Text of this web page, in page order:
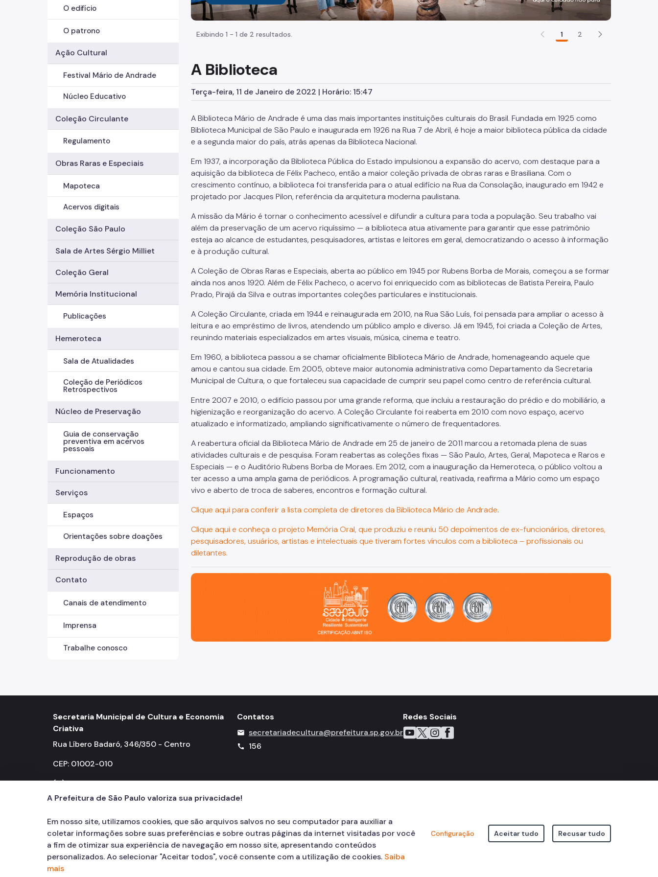
O edifício
O patrono
Ação Cultural
Festival Mário de Andrade
Núcleo Educativo
Coleção Circulante
Regulamento
Obras Raras e Especiais
Mapoteca
Acervos digitais
Coleção São Paulo
Sala de Artes Sérgio Milliet
Coleção Geral
Memória Institucional
Publicações
Hemeroteca
Sala de Atualidades
Coleção de Periódicos
Retrospectivos
Núcleo de Preservação
Guia de conservação
preventiva em acervos
pessoais
Funcionamento
Serviços
Espaços
Orientações sobre doações
Reprodução de obras
Contato
Canais de atendimento
Imprensa
Trabalhe conosco
Exibindo 1 - 1 de 2 resultados. 1 2
A Biblioteca
Terça-feira, 11 de Janeiro de 2022 | Horário: 15:47
A Biblioteca Mário de Andrade é uma das mais importantes instituições culturais do Brasil. Fundada em 1925 como
Biblioteca Municipal de São Paulo e inaugurada em 1926 na Rua 7 de Abril, é hoje a maior biblioteca pública da cidade
e a segunda maior do país, atrás apenas da Biblioteca Nacional.
Em 1937, a incorporação da Biblioteca Pública do Estado impulsionou a expansão do acervo, com destaque para a
aquisição da biblioteca de Félix Pacheco, então a maior coleção privada de obras raras e Brasiliana. Com o
crescimento contínuo, a biblioteca foi transferida para o atual edifício na Rua da Consolação, inaugurado em 1942 e
projetado por Jacques Pilon, referência da arquitetura moderna paulistana.
A missão da Mário é tornar o conhecimento acessível e difundir a cultura para toda a população. Seu trabalho vai
além da preservação de um acervo riquíssimo — a biblioteca atua ativamente para garantir que esse patrimônio
esteja ao alcance de estudantes, pesquisadores, artistas e leitores em geral, democratizando o acesso à informação
e à produção cultural.
A Coleção de Obras Raras e Especiais, aberta ao público em 1945 por Rubens Borba de Morais, começou a se formar
ainda nos anos 1920. Além de Félix Pacheco, o acervo foi enriquecido com as bibliotecas de Batista Pereira, Paulo
Prado, Pirajá da Silva e outras importantes coleções particulares e institucionais.
A Coleção Circulante, criada em 1944 e reinaugurada em 2010, na Rua São Luís, foi pensada para ampliar o acesso à
leitura e ao empréstimo de livros, atendendo um público amplo e diverso. Já em 1945, foi criada a Coleção de Artes,
reunindo materiais especializados em artes visuais, música, cinema e teatro.
Em 1960, a biblioteca passou a se chamar oficialmente Biblioteca Mário de Andrade, homenageando aquele que
amou e cantou sua cidade. Em 2005, obteve maior autonomia administrativa como Departamento da Secretaria
Municipal de Cultura, o que fortaleceu sua capacidade de cumprir seu papel como centro de referência cultural.
Entre 2007 e 2010, o edifício passou por uma grande reforma, que incluiu a restauração do prédio e do mobiliário, a
higienização e reorganização do acervo. A Coleção Circulante foi reaberta em 2010 com novo espaço, acervo
atualizado e informatizado, ampliando significativamente o número de frequentadores.
A reabertura oficial da Biblioteca Mário de Andrade em 25 de janeiro de 2011 marcou a retomada plena de suas
atividades culturais e de pesquisa. Foram reabertas as coleções fixas — São Paulo, Artes, Geral, Mapoteca e Raros e
Especiais — e o Auditório Rubens Borba de Moraes. Em 2012, com a inauguração da Hemeroteca, o público voltou a
ter acesso a uma ampla gama de periódicos. A programação cultural, reativada, reafirma a Mário como um espaço
vivo e aberto de troca de saberes, encontros e formação cultural.
Clique aqui para conferir a lista completa de diretores da Biblioteca Mário de Andrade.
Clique aqui e conheça o projeto Memória Oral, que produziu e reuniu 50 depoimentos de ex-funcionários, diretores,
pesquisadores, usuários, artistas e intelectuais que tiveram fortes vínculos com a biblioteca – profissionais ou
diletantes.
São Paulo, cidade inteligente, resiliente e sustentável
Secretaria Municipal de Cultura e Economia
Criativa
Rua Líbero Badaró, 346/350 - Centro
CEP: 01002-010
(11) 3397-0000
Contatos
mail secretariadecultura@prefeitura.sp.gov.br
call 156
Redes Sociais
Icone do YouTube
Icone do X
Icone do Instagram
Icone do Facebook
Icone do Flickr
A Prefeitura de São Paulo valoriza sua privacidade!
Em nosso site, utilizamos cookies, que são arquivos salvos no seu computador para auxiliar a
coletar informações sobre suas preferências e sobre outras páginas da internet visitadas por você
a fim de otimizar sua experiência de navegação em nosso site, apresentando conteúdos
personalizados. Ao selecionar "Aceitar todos", você consente com a utilização de cookies. Saiba
mais
Configuração Aceitar tudo Recusar tudo